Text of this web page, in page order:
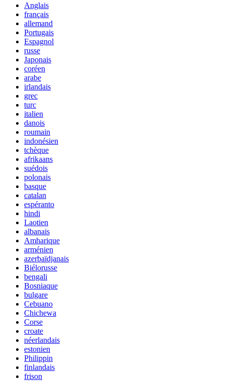
Anglais
français
allemand
Portugais
Espagnol
russe
Japonais
coréen
arabe
irlandais
grec
turc
italien
danois
roumain
indonésien
tchèque
afrikaans
suédois
polonais
basque
catalan
espéranto
hindi
Laotien
albanais
Amharique
arménien
azerbaïdjanais
Biélorusse
bengali
Bosniaque
bulgare
Cebuano
Chichewa
Corse
croate
néerlandais
estonien
Philippin
finlandais
frison